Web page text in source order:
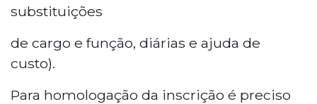
substituições
de cargo e função, diárias e ajuda de
custo).
Para homologação da inscrição é preciso